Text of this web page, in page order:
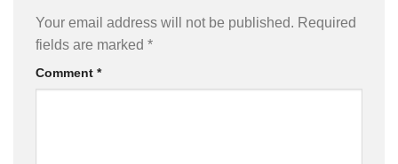
Your email address will not be published. Required
fields are marked *
Comment *